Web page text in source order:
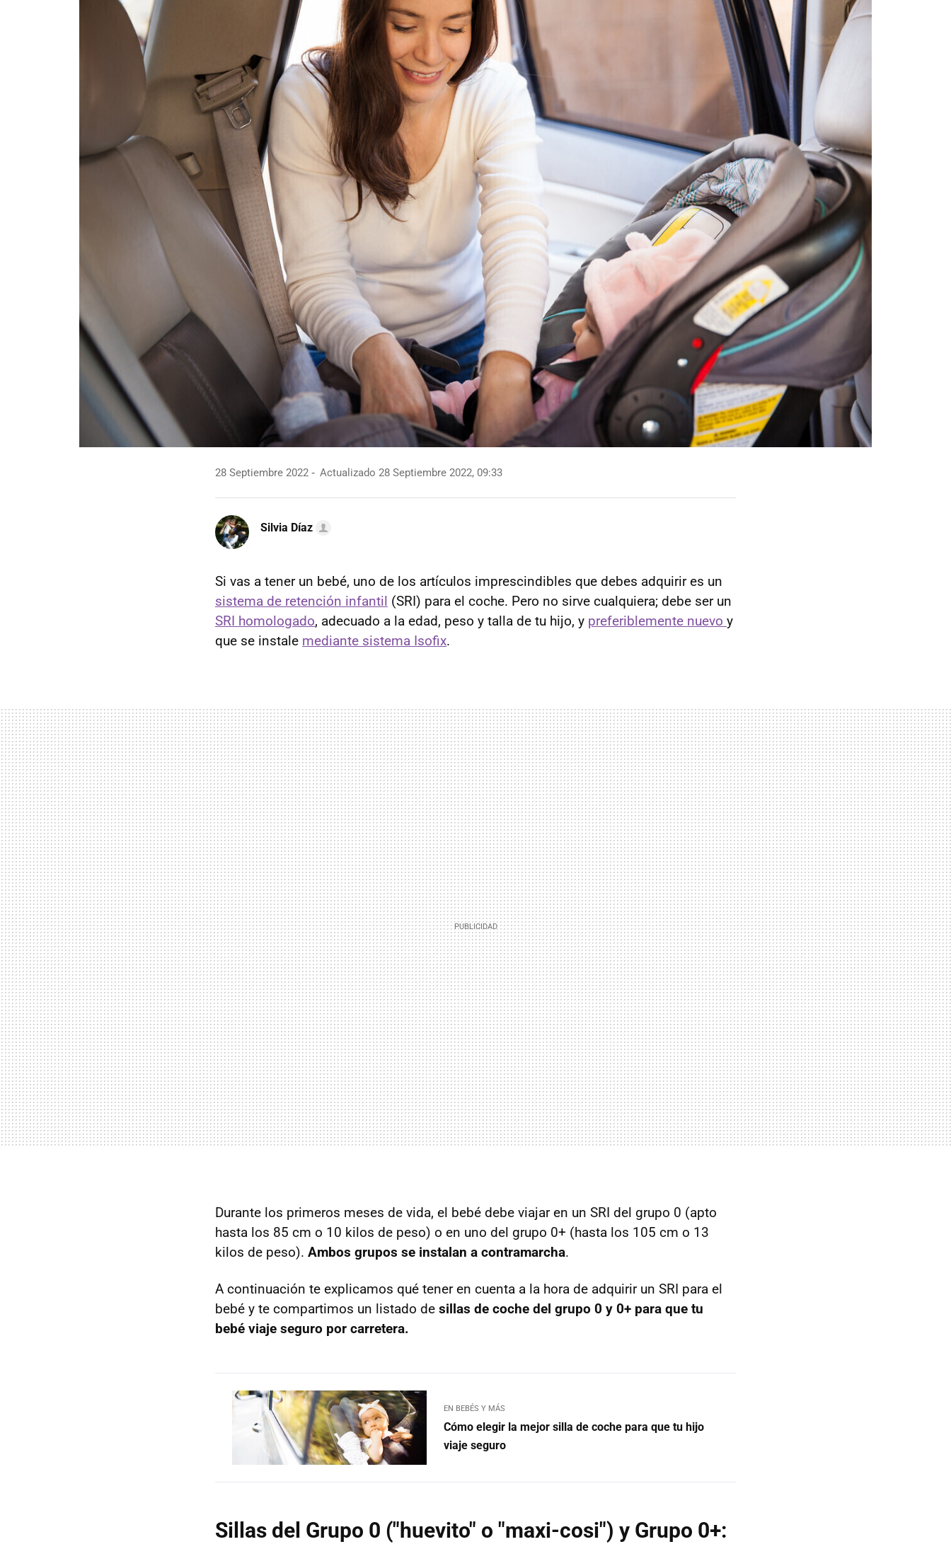
28 Septiembre 2022 Actualizado 28 Septiembre 2022, 09:33
Silvia Díaz
Si vas a tener un bebé, uno de los artículos imprescindibles que debes adquirir es un
sistema de retención infantil (SRI) para el coche. Pero no sirve cualquiera; debe ser un
SRI homologado, adecuado a la edad, peso y talla de tu hijo, y preferiblemente nuevo y
que se instale mediante sistema Isofix.
Durante los primeros meses de vida, el bebé debe viajar en un SRI del grupo 0 (apto
hasta los 85 cm o 10 kilos de peso) o en uno del grupo 0+ (hasta los 105 cm o 13
kilos de peso). Ambos grupos se instalan a contramarcha.
A continuación te explicamos qué tener en cuenta a la hora de adquirir un SRI para el
bebé y te compartimos un listado de sillas de coche del grupo 0 y 0+ para que tu
bebé viaje seguro por carretera.
EN BEBÉS Y MÁS
Cómo elegir la mejor silla de coche para que tu hijo
viaje seguro
Sillas del Grupo 0 ("huevito" o "maxi-cosi") y Grupo 0+: